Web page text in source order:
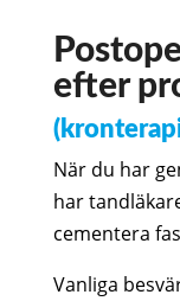
efter
När du har
har
cementera
Vanliga